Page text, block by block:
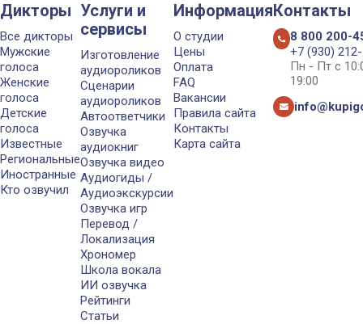
Дикторы
Все дикторы
Мужские
голоса
Женские
голоса
Детские
голоса
Известные
Региональные
Иностранные
Кто озвучил
Услуги и
сервисы
Изготовление
аудиороликов
Сценарии
аудиороликов
Автоответчики
Озвучка
аудиокниг
Озвучка видео
Аудиогиды /
Аудиоэкскурсии
Озвучка игр
Перевод /
Локализация
Хрономер
Школа вокала
ИИ озвучка
Рейтинги
Статьи
Информация
О студии
Цены
Оплата
FAQ
Вакансии
Правила сайта
Контакты
Карта сайта
Контакты
8 800 200-
+7 (930)
Пн - Пт с
19:00